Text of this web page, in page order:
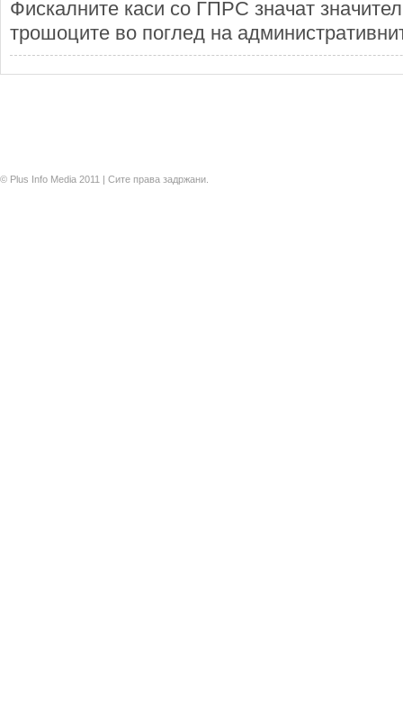
Фискалните каси со ГПРС значат
трошоците во поглед на
© Plus Info Media 2011 | Сите права задржани.